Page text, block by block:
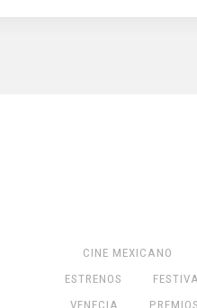
CINE MEXICANO
ESTRENOS
VENECIA
PREMIOS